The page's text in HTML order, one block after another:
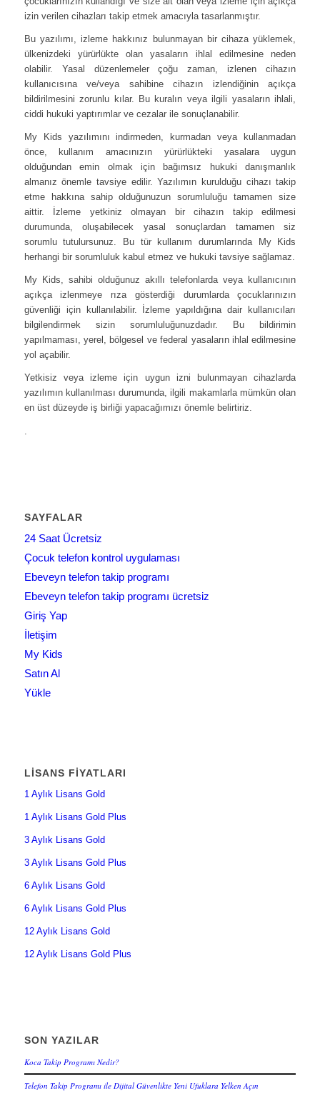
izin verilen cihazları takip etmek amacıyla tasarlanmıştır.
Bu yazılımı, izleme hakkınız bulunmayan bir cihaza yüklemek,
ülkenizdeki yürürlükte olan yasaların ihlal edilmesine neden
olabilir. Yasal düzenlemeler çoğu zaman, izlenen cihazın
kullanıcısına ve/veya sahibine cihazın izlendiğinin açıkça
bildirilmesini zorunlu kılar. Bu kuralın veya ilgili yasaların ihlali,
ciddi hukuki yaptırımlar ve cezalar ile sonuçlanabilir.
My Kids yazılımını indirmeden, kurmadan veya kullanmadan
önce, kullanım amacınızın yürürlükteki yasalara uygun
olduğundan emin olmak için bağımsız hukuki danışmanlık
almanız önemle tavsiye edilir. Yazılımın kurulduğu cihazı takip
etme hakkına sahip olduğunuzun sorumluluğu tamamen size
aittir. İzleme yetkiniz olmayan bir cihazın takip edilmesi
durumunda, oluşabilecek yasal sonuçlardan tamamen siz
sorumlu tutulursunuz. Bu tür kullanım durumlarında My Kids
herhangi bir sorumluluk kabul etmez ve hukuki tavsiye sağlamaz.
My Kids, sahibi olduğunuz akıllı telefonlarda veya kullanıcının
açıkça izlenmeye rıza gösterdiği durumlarda çocuklarınızın
güvenliği için kullanılabilir. İzleme yapıldığına dair kullanıcıları
bilgilendirmek sizin sorumluluğunuzdadır. Bu bildirimin
yapılmaması, yerel, bölgesel ve federal yasaların ihlal edilmesine
yol açabilir.
Yetkisiz veya izleme için uygun izni bulunmayan cihazlarda
yazılımın kullanılması durumunda, ilgili makamlarla mümkün olan
en üst düzeyde iş birliği yapacağımızı önemle belirtiriz.
SAYFALAR
24 Saat Ücretsiz
Çocuk telefon kontrol uygulaması
Ebeveyn telefon takip programı
Ebeveyn telefon takip programı ücretsiz
Giriş Yap
İletişim
My Kids
Satın Al
Yükle
LISANS FIYATLARI
1 Aylık Lisans Gold
1 Aylık Lisans Gold Plus
3 Aylık Lisans Gold
3 Aylık Lisans Gold Plus
6 Aylık Lisans Gold
6 Aylık Lisans Gold Plus
12 Aylık Lisans Gold
12 Aylık Lisans Gold Plus
SON YAZILAR
Koca Takip Programı Nedir?
Telefon Takip Programı ile Dijital Güvenlikte Yeni Ufuklara Yelken Açın